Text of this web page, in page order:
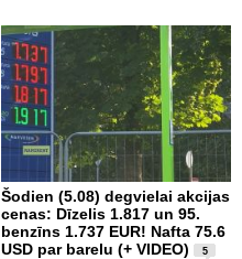
Šodien (5.08) degvielai akcijas
cenas: Dīzelis 1.817 un 95.
benzīns 1.737 EUR! Nafta 75.6
USD par barelu (+ VIDEO)
5